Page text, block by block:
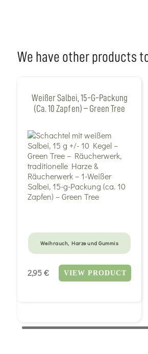
We have other products
Weißer Salbei, 15-G-Packung
(ca. 10 Zapfen) – Green Tree
Weihrauch, Harze und Gummis
2,95 € VIEW PRODUCT